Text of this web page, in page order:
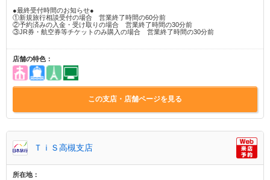
●最終受付時間のお知らせ●
①新規旅行相談受付の場合 営業終了時間の60分前
②予約済みの入金・受け取りの場合 営業終了時間の30分前
③JR券・航空券等チケットのみ購入の場合 営業終了時間の30分前
店舗の特色：
この支店・店舗ページを見る
ＴｉＳ高槻支店
所在地：